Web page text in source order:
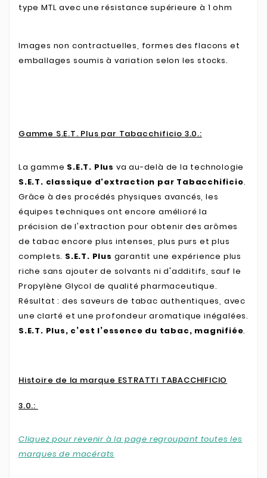
type MTL avec une résistance supérieure à 1 ohm
Images non contractuelles, formes des flacons et
emballages soumis à variation selon les stocks.
Gamme S.E.T. Plus par Tabacchificio 3.0.:
La gamme S.E.T. Plus va au-delà de la technologie
S.E.T. classique d'extraction par Tabacchificio.
Grâce à des procédés physiques avancés, les
équipes techniques ont encore amélioré la
précision de l'extraction pour obtenir des arômes
de tabac encore plus intenses, plus purs et plus
complets. S.E.T. Plus garantit une expérience plus
riche sans ajouter de solvants ni d'additifs, sauf le
Propylène Glycol de qualité pharmaceutique.
Résultat : des saveurs de tabac authentiques, avec
une clarté et une profondeur aromatique inégalées.
S.E.T. Plus, c’est l’essence du tabac, magnifiée.
Histoire de la marque ESTRATTI TABACCHIFICIO
3.0.:
Cliquez pour revenir à la page regroupant toutes les
marques de macérats